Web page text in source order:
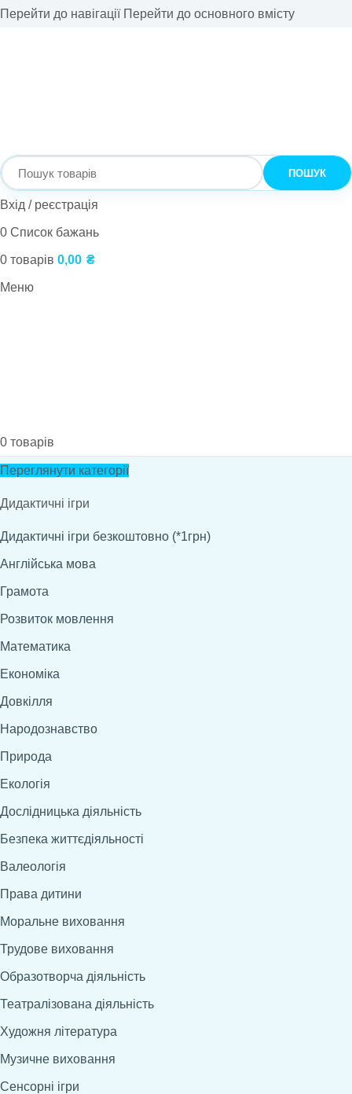
Перейти до навігації Перейти до основного вмісту
ПОШУК
Вхід / реєстрація
0 Список бажань
0 товарів 0,00 ₴
Меню
0 товарів
Переглянути категорії
Дидактичні ігри
Дидактичні ігри безкоштовно (*1грн)
Англійська мова
Грамота
Розвиток мовлення
Математика
Економіка
Довкілля
Народознавство
Природа
Екологія
Дослідницька діяльність
Безпека життєдіяльності
Валеологія
Права дитини
Моральне виховання
Трудове виховання
Образотворча діяльність
Театралізована діяльність
Художня література
Музичне виховання
Сенсорні ігри